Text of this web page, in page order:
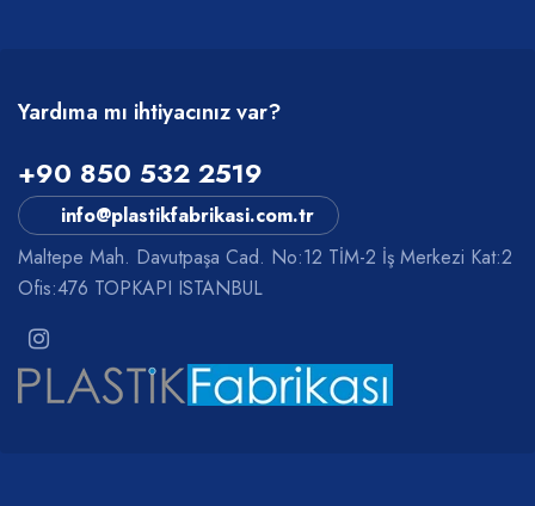
Yardıma mı ihtiyacınız var?
+90 850 532 2519
info@plastikfabrikasi.com.tr
Maltepe Mah. Davutpaşa Cad. No:12 TİM-2 İş Merkezi Kat:2
Ofis:476 TOPKAPI ISTANBUL